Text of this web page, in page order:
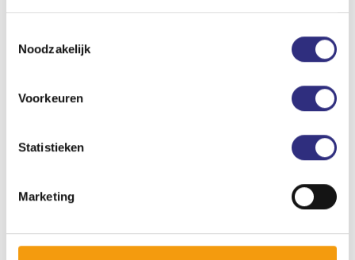
Noodzakelijk
Voorkeuren
Statistieken
Marketing
de laatste dag van die maand.*
als waarin je hem hebt aangeschaft, loopt het
minimaal één keer een maandbedrag wordt
Check deaanvullende voorwaardenvoor alle info!